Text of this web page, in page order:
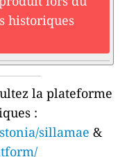
historiques
la plateforme
:
sillamae &